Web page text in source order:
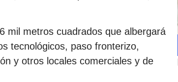
mil metros cuadrados que albergará
tecnológicos, paso fronterizo,
y otros locales comerciales y de